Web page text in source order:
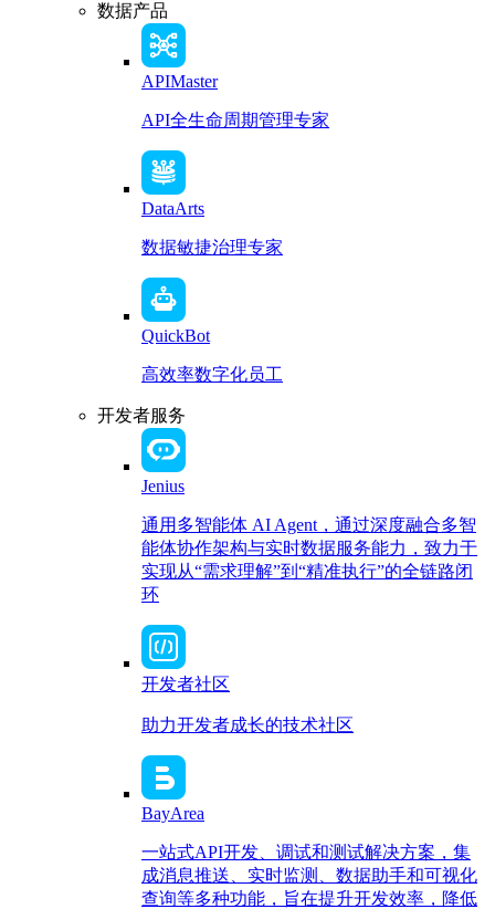
数据产品
APIMaster
API全生命周期管理专家
DataArts
数据敏捷治理专家
QuickBot
高效率数字化员工
开发者服务
Jenius
通用多智能体 AI Agent，通过深度融合多智
能体协作架构与实时数据服务能力，致力于
实现从“需求理解”到“精准执行”的全链路闭
环
开发者社区
助力开发者成长的技术社区
BayArea
一站式API开发、调试和测试解决方案，集
成消息推送、实时监测、数据助手和可视化
查询等多种功能，旨在提升开发效率，降低